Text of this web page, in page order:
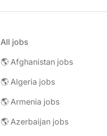
All jobs
🌎 Afghanistan jobs
🌎 Algeria jobs
🌎 Armenia jobs
🌎 Azerbaijan jobs